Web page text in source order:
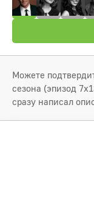
Можете
сезона (эпизод
сразу написал